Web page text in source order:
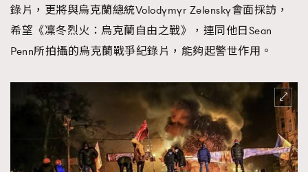
AFrenchMind
DressLikeAParisienne
EmpowerF
FashionWeek FigaroAesthetic
錄片，更將與烏克蘭總統Volodymyr Zelensky會面採訪，
希望《凜冬烈火：烏克蘭自由之戰》，連同他日Sean
Penn所拍攝的烏克蘭戰爭紀錄片，能夠起警世作用。